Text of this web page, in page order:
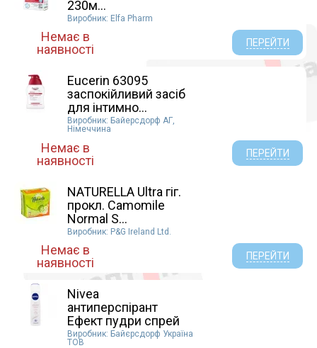
230м...
Виробник: Elfa Pharm
Немає в
наявності
ПЕРЕЙТИ
Eucerin 63095
заспокійливий засіб
для інтимно...
Виробник: Байерсдорф АГ,
Німеччина
Немає в
наявності
ПЕРЕЙТИ
NATURELLA Ultra гіг.
прокл. Camomile
Normal S...
Виробник: P&G Ireland Ltd.
Немає в
наявності
ПЕРЕЙТИ
Nivea
антиперспірант
Ефект пудри спрей
150мл
Виробник: Байєрсдорф Україна
ТОВ